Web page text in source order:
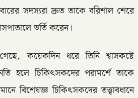
সদস্যরা দ্রুত তাকে বরিশাল শেরে
ভর্তি করেন।
কয়েকদিন ধরে তিনি শ্বাসকষ্টে
হলে চিকিৎসকদের পরামর্শে তাকে
বিশেষজ্ঞ চিকিৎসকদের তত্ত্বাবধানে